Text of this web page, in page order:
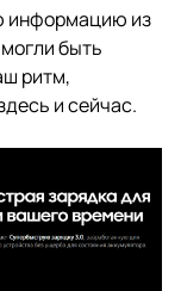
информацию из
быть
ритм,
и сейчас.